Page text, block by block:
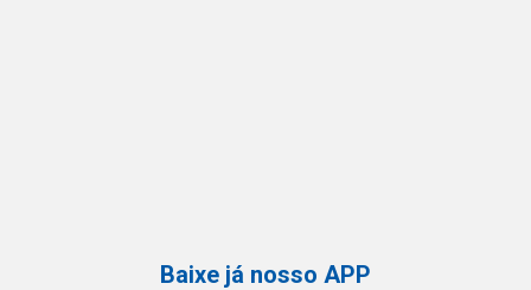
Baixe já nosso APP